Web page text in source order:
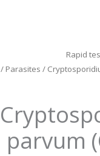
Rapid
/ Parasites /
parvum